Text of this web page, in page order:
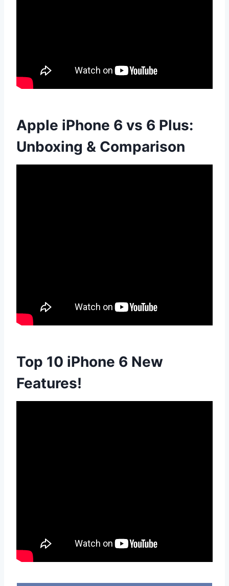
Apple iPhone 6 vs 6 Plus:
Unboxing & Comparison
Top 10 iPhone 6 New
Features!